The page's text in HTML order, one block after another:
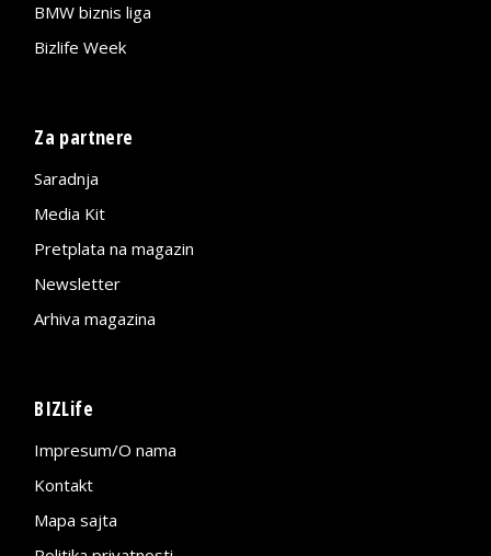
BMW biznis liga
Bizlife Week
Za partnere
Saradnja
Media Kit
Pretplata na magazin
Newsletter
Arhiva magazina
BIZLife
Impresum/O nama
Kontakt
Mapa sajta